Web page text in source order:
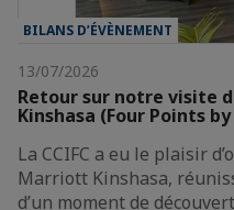
BILANS D’ÉVÈNEMENT
13/07/2026
Retour sur notre visite
Kinshasa (Four Points
La CCIFC a eu le plaisir
Marriott Kinshasa,
d’un moment de